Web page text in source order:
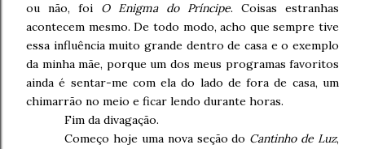
ou não, foi O Enigma do Príncipe. Coisas estranhas
acontecem mesmo. De todo modo, acho que sempre tive
essa influência muito grande dentro de casa e o exemplo
da minha mãe, porque um dos meus programas favoritos
ainda é sentar-me com ela do lado de fora de casa, um
chimarrão no meio e ficar lendo durante horas.
Fim da divagação.
Começo hoje uma nova seção do Cantinho de Luz,